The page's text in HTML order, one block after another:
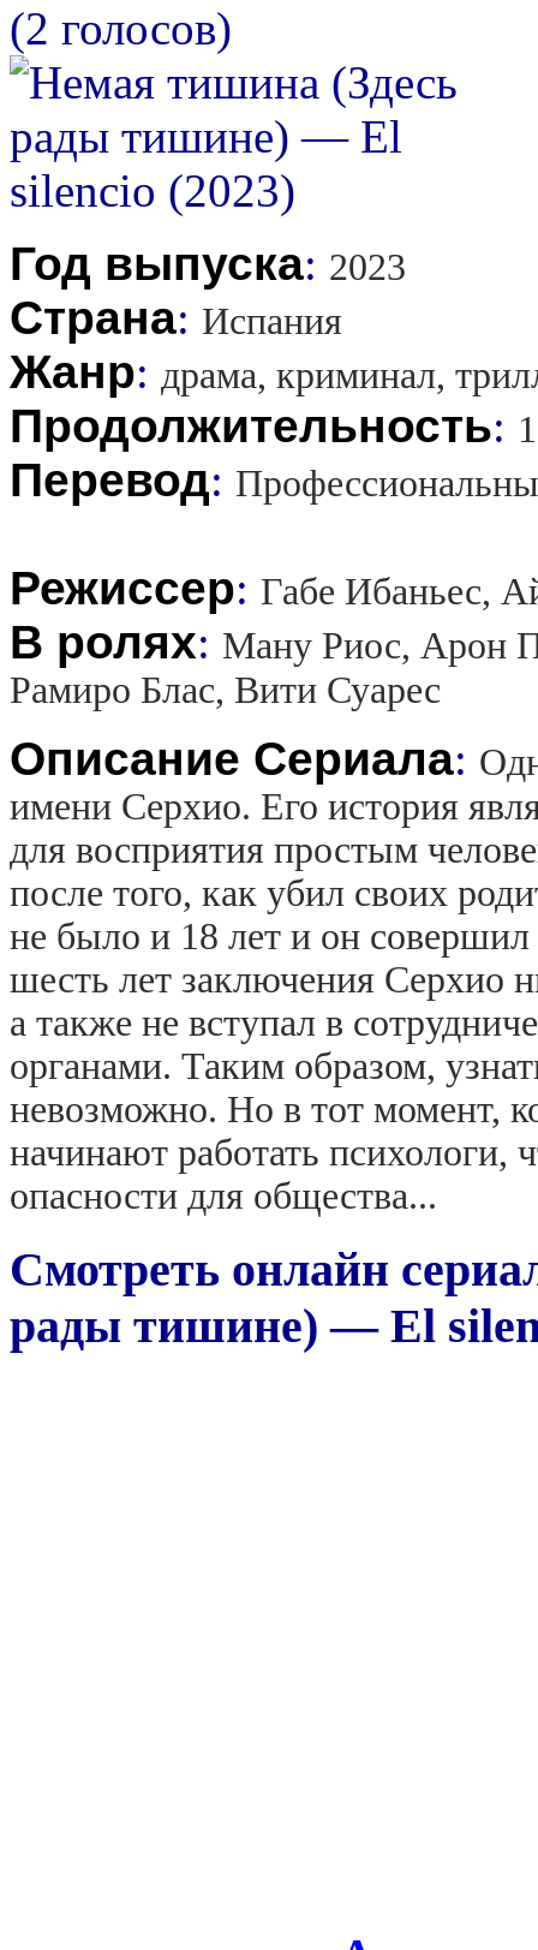
(2 голосов)
Год выпуска: 2023
Страна: Испания
Жанр: драма, криминал,
Продолжительность:
Перевод:
Режиссер: Габе Ибаньес,
В ролях: Ману Риос, Арон
Рамиро Блас, Вити Суарес
Описание Сериала:
имени Серхио. Его история
для восприятия простым
после того, как убил своих
не было и 18 лет и он совершил
шесть лет заключения Серхио
а также не вступал в
органами. Таким образом,
невозможно. Но в тот момент,
начинают работать психологи,
опасности для общества...
Смотреть онлайн
рады тишине) — El